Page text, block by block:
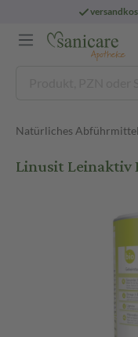
Natürliches Abführmittel
Linusit Leinaktiv